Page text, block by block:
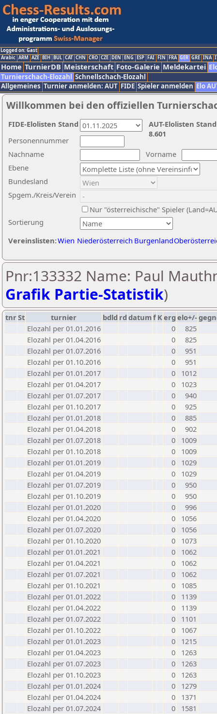
Logged on: Gast
Arabic ARM AZE BIH BUL CAT CHN CRO CZE DEN ENG ESP FAI FIN FRA GER GRE INA
Home TurnierDB Meisterschaft Foto-Galerie Meldekartei
Turnierschach-Elozahl Schnellschach-Elozahl
Allgemeines Turnier anmelden: AUT FIDE Spieler anmelden Elo
Willkommen bei den offiziellen
Nachname
Vorname
Ebene
Sortierung
Personennummer
Bundesland
Spgem./Kreis/Verein
Nur "österreichische" Spieler
Vereinslisten:Wien Niederösterreich Burgenland
AUT-Elolisten
8.601
FIDE-Elolisten Stand
Pnr:133332 Name: Paul
Grafik Partie-Statistik)
tnrSt turnier bdld rd datumf Kerg elo+/-
Elozahl per 01.01.2016
0
825
Elozahl per 01.04.2016
0
825
Elozahl per 01.07.2016
0
951
Elozahl per 01.10.2016
0
951
Elozahl per 01.01.2017
0
1012
Elozahl per 01.04.2017
0
1023
Elozahl per 01.07.2017
0
940
Elozahl per 01.10.2017
0
925
Elozahl per 01.01.2018
0
885
Elozahl per 01.04.2018
0
902
Elozahl per 01.07.2018
0
1009
Elozahl per 01.10.2018
0
1009
Elozahl per 01.01.2019
0
1029
Elozahl per 01.04.2019
0
1029
Elozahl per 01.07.2019
0
950
Elozahl per 01.10.2019
0
950
Elozahl per 01.01.2020
0
996
Elozahl per 01.04.2020
0
1056
Elozahl per 01.07.2020
0
1056
Elozahl per 01.10.2020
0
1073
Elozahl per 01.01.2021
0
1062
Elozahl per 01.04.2021
0
1062
Elozahl per 01.07.2021
0
1062
Elozahl per 01.10.2021
0
1085
Elozahl per 01.01.2022
0
1139
Elozahl per 01.04.2022
0
1139
Elozahl per 01.07.2022
0
1101
Elozahl per 01.10.2022
0
1067
Elozahl per 01.01.2023
0
1215
Elozahl per 01.04.2023
0
1263
Elozahl per 01.07.2023
0
1263
Elozahl per 01.10.2023
0
1263
Elozahl per 01.01.2024
0
1279
Elozahl per 01.04.2024
0
1371
Elozahl per 01.07.2024
0
1581